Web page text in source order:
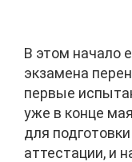
В этом начало
экзамена
первые
уже в конце
для
аттестации, и